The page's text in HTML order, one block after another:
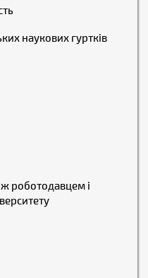
наукових гуртків
роботодавцем і